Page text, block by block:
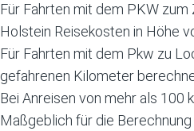
Für Fahrten mit dem PKW
Holstein Reisekosten in Höhe
Für Fahrten mit dem Pkw zu
gefahrenen Kilometer
Bei Anreisen von mehr als 100
Maßgeblich für die